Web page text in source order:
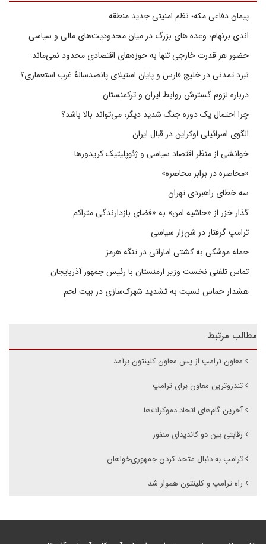
پیمان دفاعی مکه؛ نظم امنیتی جدید منطقه
اندی برنهام؛ وعده های بزرگ در میان محدودیت‌های مالی و سیاسی
حضور هر قدرت خارجی تنها به حوزه‌های اقتصادی محدود نمی‌ماند
نبرد تمدنی در خلیج فارس و پایان استیلای پانصدسالۀ غرب استعماری؟
درباره لزوم گسترش روابط ایران و ترکمنستان
چرا احتمال یک دوره جنگ شدید دیگر، می‌تواند بالا باشد؟
الگوی اسرائیلی اوکراین در قبال ایران
خوانشی از منظر اقتصاد سیاسی و ژئوپلیتیک کریدورها
«محاصره در برابر محاصره»
سه خطای راهبردی تهران
گذار خزر از «حاشیه امن» به «فضای بازدارندگی متراکم
ترامپ گرفتار در شن‌زار سیاسی
حمله موشکی به کشتی اماراتی در تنگه هرمز
تماس تلفنی نخست وزیر ارمنستان با رئیس جمهور آذربایجان
هشدار حماس نسبت به تشدید شهرک‌سازی در بیت‌ لحم
مطالب مرتبط
معاون ترامپ از پس معاون کلینتون برآمد
تندروترین معاون برای ترامپ
آخرین گام‌های اتحاد دموکرات‌ها
رقابتی بین دو کاندیدای منفور
ترامپ به دنبال متحد کردن جمهوری‌خواهان
راه ترامپ و کلینتون هموار شد